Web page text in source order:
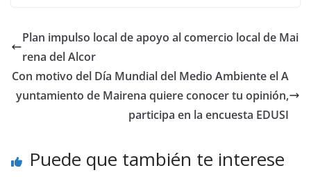
Plan impulso local de apoyo al comercio local de Mai
rena del Alcor
Con motivo del Día Mundial del Medio Ambiente el A
yuntamiento de Mairena quiere conocer tu opinión,
participa en la encuesta EDUSI
Puede que también te interese